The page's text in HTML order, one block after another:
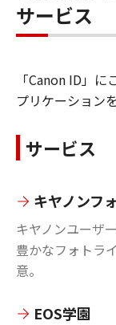
サービス
「Canon ID」
プリケーション
サービス
キヤノンフ
キヤノンユーザ
豊かなフォトラ
意。
EOS学園